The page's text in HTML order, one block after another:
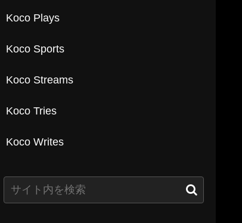
Koco Plays
Koco Sports
Koco Streams
Koco Tries
Koco Writes